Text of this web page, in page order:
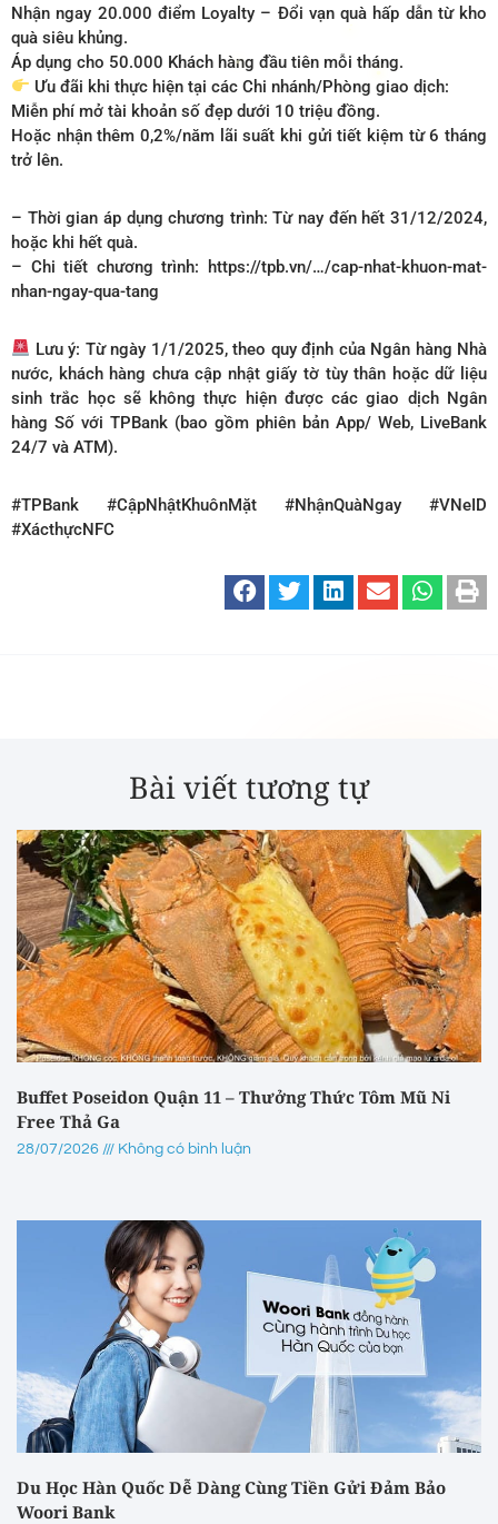
Nhận ngay 20.000 điểm Loyalty – Đổi vạn quà hấp dẫn từ kho
quà siêu khủng.
Áp dụng cho 50.000 Khách hàng đầu tiên mỗi tháng.
Ưu đãi khi thực hiện tại các Chi nhánh/Phòng giao dịch:
Miễn phí mở tài khoản số đẹp dưới 10 triệu đồng.
Hoặc nhận thêm 0,2%/năm lãi suất khi gửi tiết kiệm từ 6 tháng
trở lên.
– Thời gian áp dụng chương trình: Từ nay đến hết 31/12/2024,
hoặc khi hết quà.
– Chi tiết chương trình: https://tpb.vn/…/cap-nhat-khuon-mat-
nhan-ngay-qua-tang
Lưu ý: Từ ngày 1/1/2025, theo quy định của Ngân hàng Nhà
nước, khách hàng chưa cập nhật giấy tờ tùy thân hoặc dữ liệu
sinh trắc học sẽ không thực hiện được các giao dịch Ngân
hàng Số với TPBank (bao gồm phiên bản App/ Web, LiveBank
24/7 và ATM).
#TPBank #CậpNhậtKhuônMặt #NhậnQuàNgay #VNeID
#XácthựcNFC
Bài viết tương tự
Buffet Poseidon Quận 11 – Thưởng Thức Tôm Mũ Ni
Free Thả Ga
28/07/2026 Không có bình luận
Du Học Hàn Quốc Dễ Dàng Cùng Tiền Gửi Đảm Bảo
Woori Bank